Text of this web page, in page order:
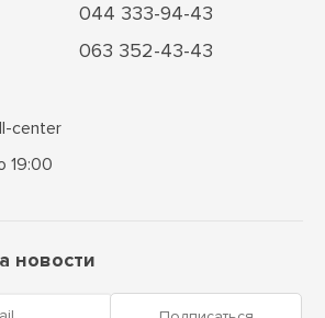
044 333-94-43
063 352-43-43
center
19:00
новости